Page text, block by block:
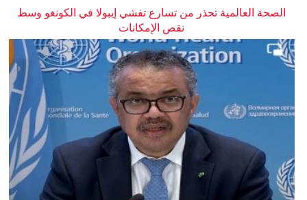
الصحة العالمية تحذر من تسارع تفشي إيبولا في الكونغو وسط
نقص الإمكانات